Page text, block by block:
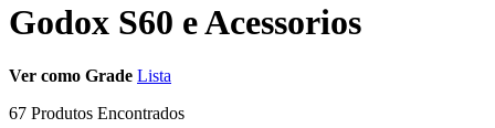
Nanlite
NEEWER
Godox S60 e Acessorios
Ver como Grade Lista
67 Produtos Encontrados